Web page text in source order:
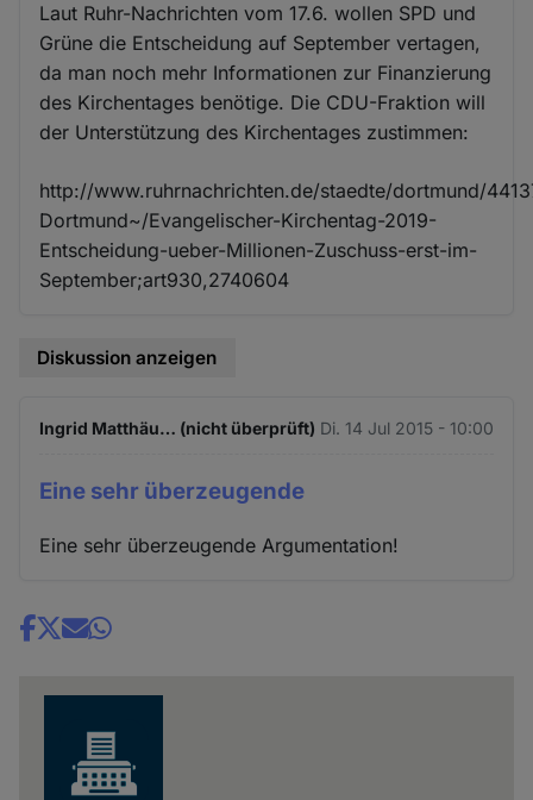
Laut Ruhr-Nachrichten vom 17.6. wollen SPD und
Grüne die Entscheidung auf September vertagen,
da man noch mehr Informationen zur Finanzierung
des Kirchentages benötige. Die CDU-Fraktion will
der Unterstützung des Kirchentages zustimmen:
http://www.ruhrnachrichten.de/staedte/dortmund/
Dortmund~/Evangelischer-Kirchentag-2019-
Entscheidung-ueber-Millionen-Zuschuss-erst-im-
September;art930,2740604
Diskussion anzeigen
Ingrid Matthäu… (nicht überprüft) Di. 14 Jul 2015 - 10:00
Eine sehr überzeugende
Eine sehr überzeugende Argumentation!
Share